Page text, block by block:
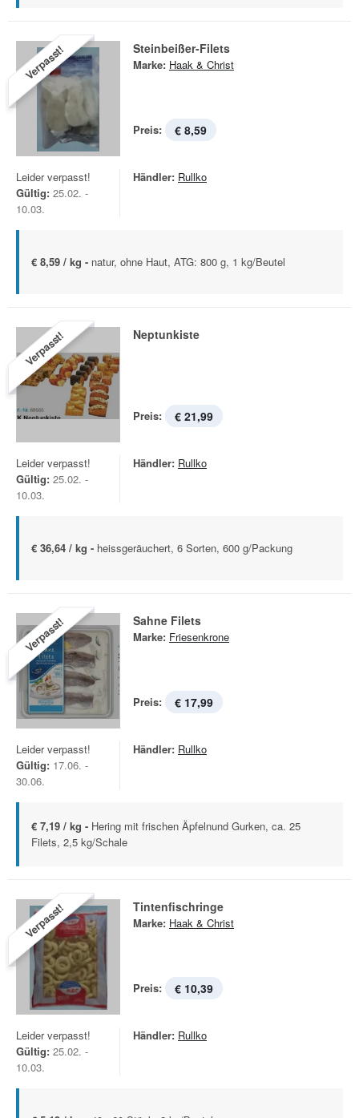
Verpasst! Steinbeißer-Filets
Marke: Haak & Christ
Preis: € 8,59
Leider verpasst!
Gültig: 25.02. -
10.03.
Händler: Rullko
€ 8,59 / kg - natur, ohne Haut, ATG: 800 g, 1 kg/Beutel
Verpasst! Neptunkiste
Preis: € 21,99
Leider verpasst!
Gültig: 25.02. -
10.03.
Händler: Rullko
€ 36,64 / kg - heissgeräuchert, 6 Sorten, 600 g/Packung
Verpasst! Sahne Filets
Marke: Friesenkrone
Preis: € 17,99
Leider verpasst!
Gültig: 17.06. -
30.06.
Händler: Rullko
€ 7,19 / kg - Hering mit frischen Äpfelnund Gurken, ca. 25
Filets, 2,5 kg/Schale
Verpasst! Tintenfischringe
Marke: Haak & Christ
Preis: € 10,39
Leider verpasst!
Gültig: 25.02. -
10.03.
Händler: Rullko